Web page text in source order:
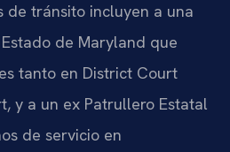
de tránsito incluyen a una
de Maryland que
tanto en District Court
y a un ex Patrullero Estatal
de servicio en